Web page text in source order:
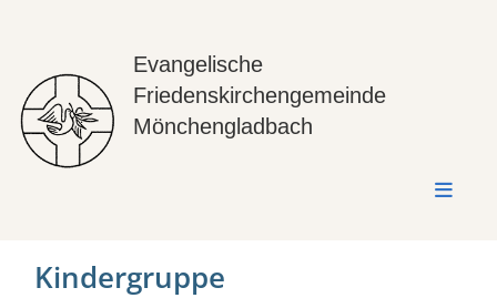
Evangelische
Friedenskirchengemeinde
Mönchengladbach
Kindergruppe